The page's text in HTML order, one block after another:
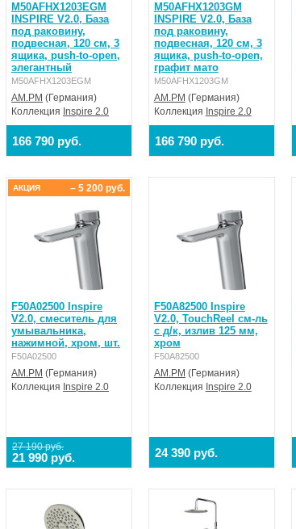
M50AFHX1203EGM
INSPIRE V2.0, База
под раковину,
подвесная, 120 см, 3
ящика, push-to-open,
элегантный
M50AFHX1203EGM
AM.PM (Германия)
Коллекция Inspire 2.0
166 790 руб.
M50AFHX1203GM
INSPIRE V2.0, База
под раковину,
подвесная, 120 см, 3
ящика, push-to-open,
графит мато
M50AFHX1203GM
AM.PM (Германия)
Коллекция Inspire 2.0
166 790 руб.
F50A02500 Inspire
V2.0, смеситель для
умывальника,
нажимной, хром, шт.
F50A02500
AM.PM (Германия)
Коллекция Inspire 2.0
27 190 руб.
21 990 руб.
– 5 200 руб.
АКЦИЯ
F50A82500 Inspire
V2.0, TouchReel см-ль
с д/к, излив 125 мм,
хром
F50A82500
AM.PM (Германия)
Коллекция Inspire 2.0
24 390 руб.